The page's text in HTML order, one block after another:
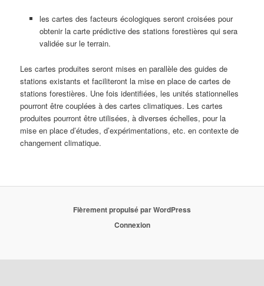
les cartes des facteurs écologiques seront croisées pour
obtenir la carte prédictive des stations forestières qui sera
validée sur le terrain.
Les cartes produites seront mises en parallèle des guides de
stations existants et faciliteront la mise en place de cartes de
stations forestières. Une fois identifiées, les unités stationnelles
pourront être couplées à des cartes climatiques. Les cartes
produites pourront être utilisées, à diverses échelles, pour la
mise en place d’études, d’expérimentations, etc. en contexte de
changement climatique.
Fièrement propulsé par WordPress
Connexion